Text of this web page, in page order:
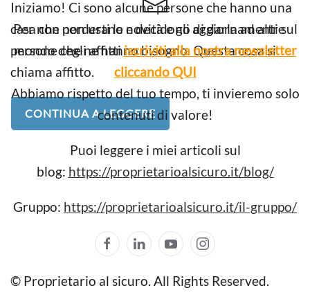
Iniziamo! Ci sono alcune persone che hanno una
casa che non usano e decidono di darla ad altre
persone che ne hanno bisogno. Questa cosa si
chiama affitto.
CONTINUA A LEGGERE
Per non perderti le novità e gli aggiornamenti sul
mondo degli affittiiscriviti alla nostra newsletter
cliccando QUI
Abbiamo rispetto del tuo tempo, ti invieremo solo
contenuti di valore!
Puoi leggere i miei articoli sul
blog: https://proprietarioalsicuro.it/blog/
Gruppo: https://proprietarioalsicuro.it/il-gruppo/
© Proprietario al sicuro. All Rights Reserved.